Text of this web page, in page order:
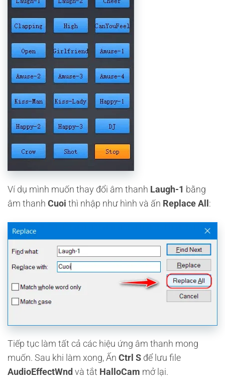
Ví dụ mình muốn thay đổi âm thanh Laugh-1 bằng
âm thanh Cuoi thì nhập như hình và ấn Replace All :
Tiếp tục làm tất cả các hiệu ứng âm thanh mong
muốn. Sau khi làm xong, Ấn Ctrl S để lưu file
AudioEffectWnd và tắt HalloCam mở lại.